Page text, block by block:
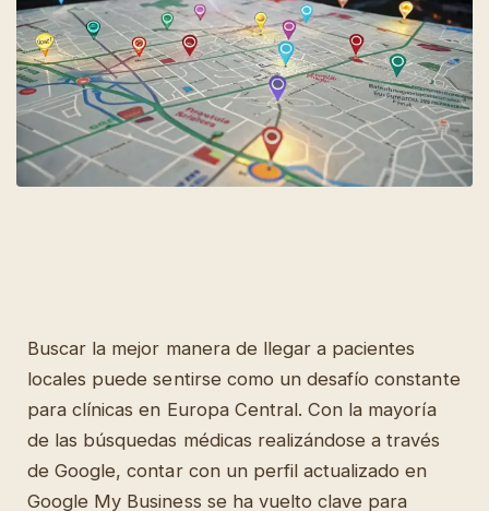
Buscar la mejor manera de llegar a pacientes
locales puede sentirse como un desafío constante
para clínicas en Europa Central. Con la mayoría
de las búsquedas médicas realizándose a través
de Google, contar con un perfil actualizado en
Google My Business se ha vuelto clave para